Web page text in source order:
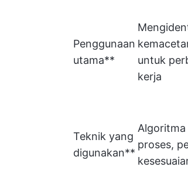
Penggunaan
utama**
untuk
kerja
Teknik yang
digunakan**
proses,